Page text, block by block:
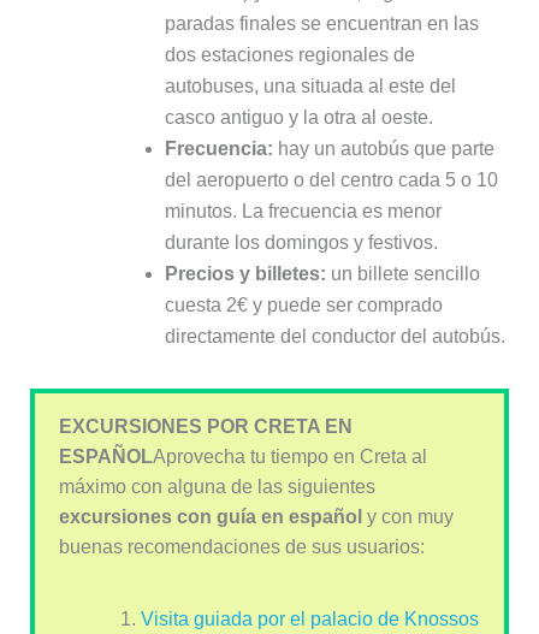
paradas finales se encuentran en las
dos estaciones regionales de
autobuses, una situada al este del
casco antiguo y la otra al oeste.
Frecuencia: hay un autobús que parte
del aeropuerto o del centro cada 5 o 10
minutos. La frecuencia es menor
durante los domingos y festivos.
Precios y billetes: un billete sencillo
cuesta 2€ y puede ser comprado
directamente del conductor del autobús.
EXCURSIONES POR CRETA EN
ESPAÑOLAprovecha tu tiempo en Creta al
máximo con alguna de las siguientes
excursiones con guía en español y con muy
buenas recomendaciones de sus usuarios:
Visita guiada por el palacio de Knossos